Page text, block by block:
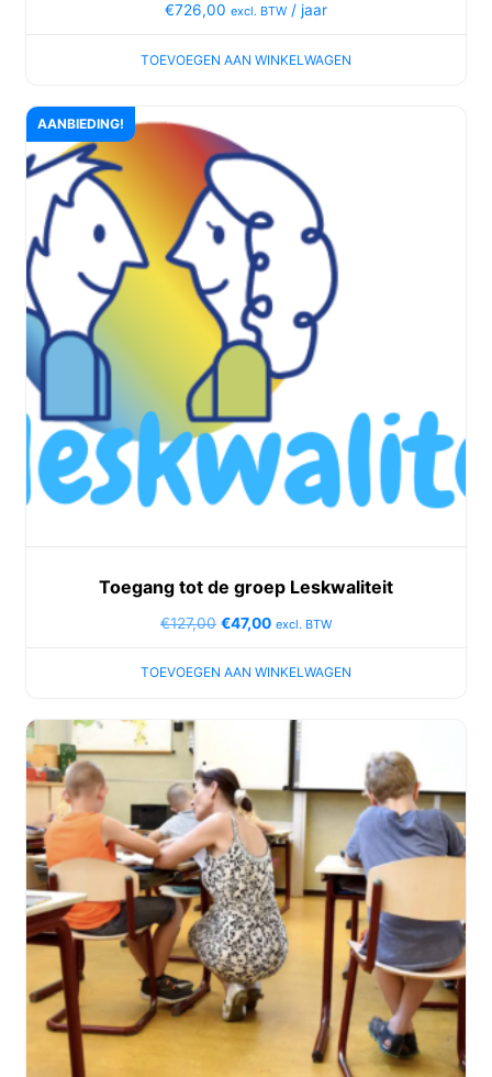
€726,00 excl. BTW / jaar
TOEVOEGEN AAN WINKELWAGEN
AANBIEDING!
Toegang tot de groep Leskwaliteit
€127,00 €47,00 excl. BTW
TOEVOEGEN AAN WINKELWAGEN